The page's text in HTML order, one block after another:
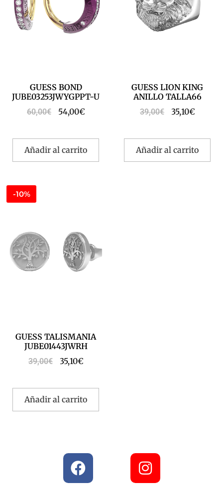
GUESS BOND
JUBE03253JWYGPPT-U
60,00€ 54,00€
Añadir al carrito
GUESS LION KING
ANILLO TALLA66
39,00€ 35,10€
Añadir al carrito
-10%
GUESS TALISMANIA
JUBE01443JWRH
39,00€ 35,10€
Añadir al carrito